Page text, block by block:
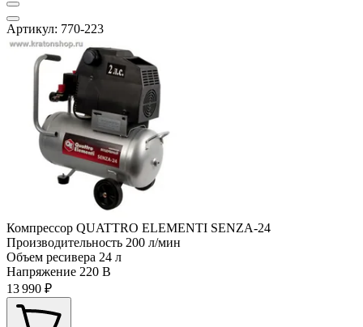
Артикул: 770-223
Компрессор QUATTRO ELEMENTI SENZA-24
Производительность 200 л/мин
Объем ресивера 24 л
Напряжение 220 В
13 990 ₽